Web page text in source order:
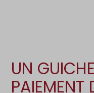
UN
PAIEMENT